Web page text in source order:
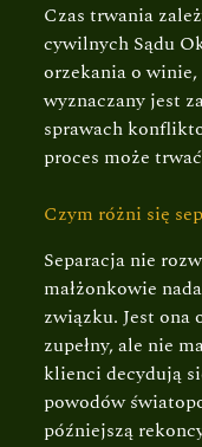
Czas trwania
cywilnych Sądu
orzekania o
wyznaczany jest
sprawach
proces może
Czym różni się
Separacja nie
małżonkowie
związku. Jest ona
zupełny, ale nie
klienci decydują
powodów
późniejszą